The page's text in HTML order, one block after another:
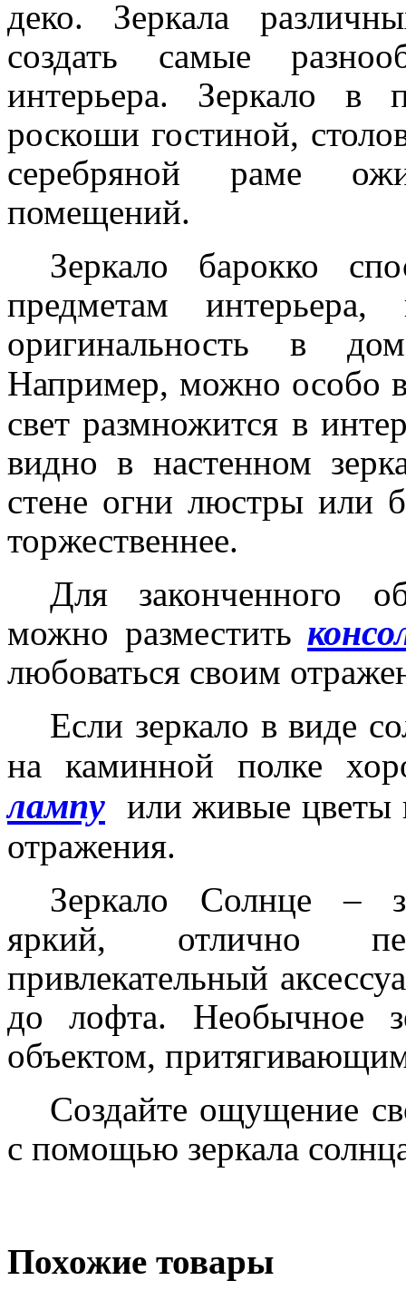
деко. Зеркала
создать самые
интерьера. Зеркало в
роскоши гостиной,
серебряной раме
помещений.
Зеркало барокко
предметам
оригинальность в
Например, можно особо
свет размножится в
видно в настенном
стене огни люстры или
торжественнее.
Для законченного
можно разместить
любоваться своим
Если зеркало в виде
на каминной полке
лампу или живые цветы
отражения.
Зеркало Солнце –
яркий, отлично
привлекательный
до лофта. Необычное
объектом,
Создайте ощущение
с помощью зеркала
Похожие товары